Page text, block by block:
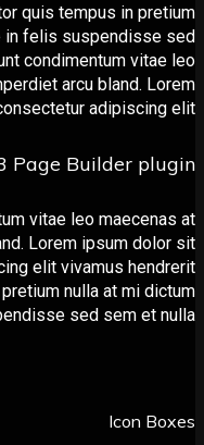
tortor quis tempus in
vitae in felis
condimentum
imperdiet arcu bland.
consectetur
GT3 Page Builder
vitae leo
bland. Lorem ipsum
elit vivamus
in pretium nulla at mi
suspendisse sed sem et
Icon